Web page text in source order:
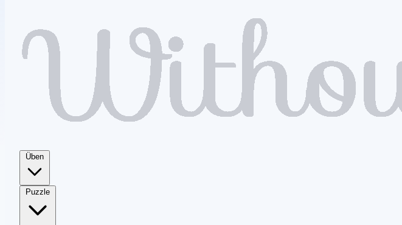
Üben
Puzzle